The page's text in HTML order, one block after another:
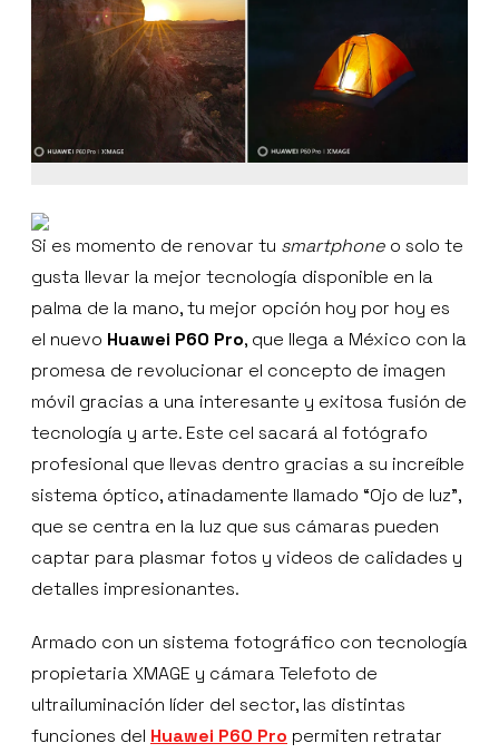
Si es momento de renovar tu smartphone o solo te
gusta llevar la mejor tecnología disponible en la
palma de la mano, tu mejor opción hoy por hoy es
el nuevo Huawei P60 Pro, que llega a México con la
promesa de revolucionar el concepto de imagen
móvil gracias a una interesante y exitosa fusión de
tecnología y arte. Este cel sacará al fotógrafo
profesional que llevas dentro gracias a su increíble
sistema óptico, atinadamente llamado “Ojo de luz”,
que se centra en la luz que sus cámaras pueden
captar para plasmar fotos y videos de calidades y
detalles impresionantes.
Armado con un sistema fotográfico con tecnología
propietaria XMAGE y cámara Telefoto de
ultrailuminación líder del sector, las distintas
funciones del Huawei P60 Pro permiten retratar